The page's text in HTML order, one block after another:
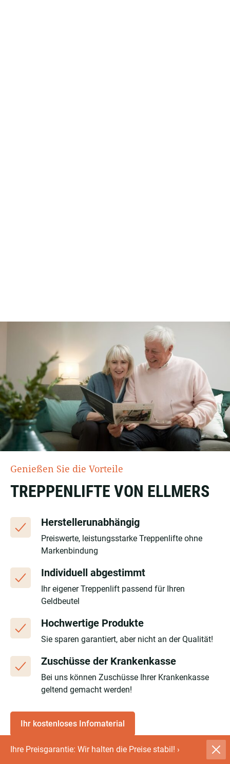
Ihre Preisgarantie: Wir halten die Preise stabil! ›
Genießen Sie die Vorteile
TREPPENLIFTE VON ELLMERS
Herstellerunabhängig
Preiswerte, leistungsstarke Treppenlifte ohne
Markenbindung
Individuell abgestimmt
Ihr eigener Treppenlift passend für Ihren
Geldbeutel
Hochwertige Produkte
Sie sparen garantiert, aber nicht an der Qualität!
Zuschüsse der Krankenkasse
Bei uns können Zuschüsse Ihrer Krankenkasse
geltend gemacht werden!
Ihr kostenloses Infomaterial